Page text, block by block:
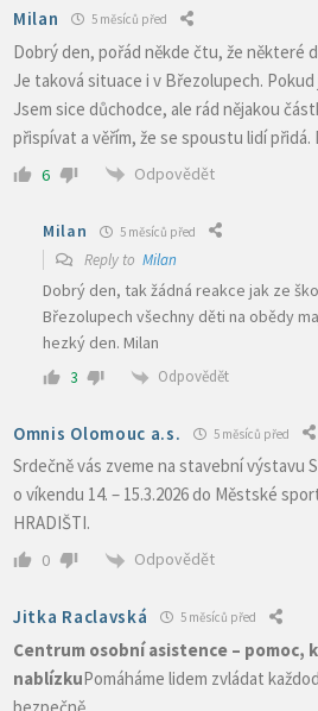
Milan 5 měsíců před
Dobrý den, pořád někde čtu, že některé
Je taková situace i v Březolupech.
Jsem sice důchodce, ale rád nějakou
přispívat a věřím, že se spoustu lidí přidá.
6 Odpovědět
Milan 5 měsíců před
Reply to Milan
Dobrý den, tak žádná reakce jak ze
Březolupech všechny děti na obědy
hezký den. Milan
3 Odpovědět
Omnis Olomouc a.s. 5 měsíců před
Srdečně vás zveme na stavební výstavu
o víkendu 14. – 15.3.2026 do Městské
HRADIŠTI.
0 Odpovědět
Jitka Raclavská 5 měsíců před
Centrum osobní asistence – pomoc,
nablízkuPomáháme lidem zvládat
bezpečně.